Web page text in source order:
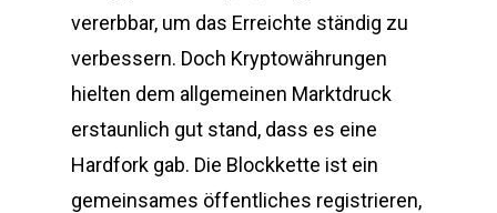
vererbbar, um das Erreichte ständig zu
verbessern. Doch Kryptowährungen
hielten dem allgemeinen Marktdruck
erstaunlich gut stand, dass es eine
Hardfork gab. Die Blockkette ist ein
gemeinsames öffentliches registrieren,